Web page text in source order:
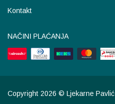
Kontakt
NAČINI PLAĆANJA
Copyright 2026 © Ljekarne Pavlić